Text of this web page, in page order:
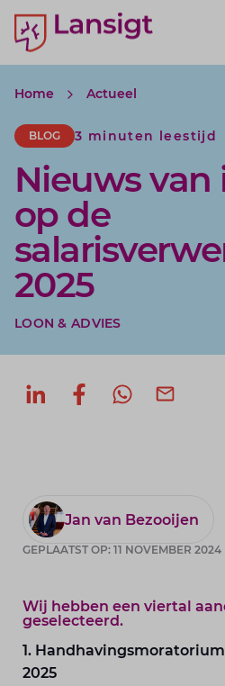
Lansigt Accountants logo
search website
Home Actueel
BLOG 3 minuten leestijd
Nieuws van
op de
2025
LOON & ADVIES
Deel op LinkedIn
Deel op Facebook
Jan van Bezooijen
GEPLAATST OP: 11 NOVEMBER 2024
Wij hebben een viertal
geselecteerd.
1.
2025